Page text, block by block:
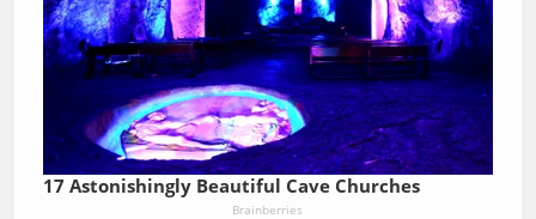
17 Astonishingly Beautiful Cave Churches
Brainberries